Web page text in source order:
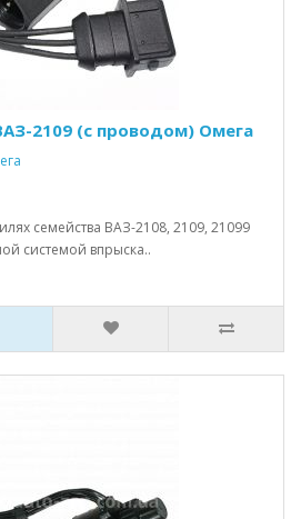
2109 (с проводом) Омега
семейства ВАЗ-2108, 2109, 21099
системой впрыска..